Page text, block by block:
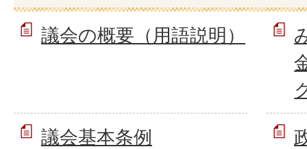
議会の概要（用語説明）
議会基本条例